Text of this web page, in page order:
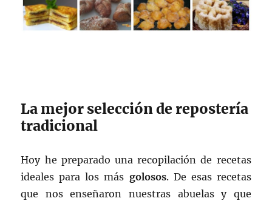
La mejor selección de repostería
tradicional
Hoy he preparado una recopilación de recetas
ideales para los más golosos. De esas recetas
que nos enseñaron nuestras abuelas y que